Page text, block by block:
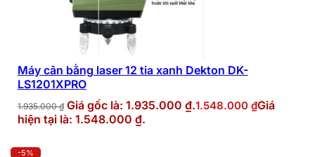
Máy cân bằng laser 12 tia xanh Dekton DK-
LS1201XPRO
1.935.000₫ Giá gốc là: 1.935.000 ₫.1.548.000 ₫Giá
hiện tại là: 1.548.000 ₫.
-5%